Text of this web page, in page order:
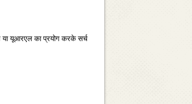
या यूआरएल का प्रयोग करके सर्च